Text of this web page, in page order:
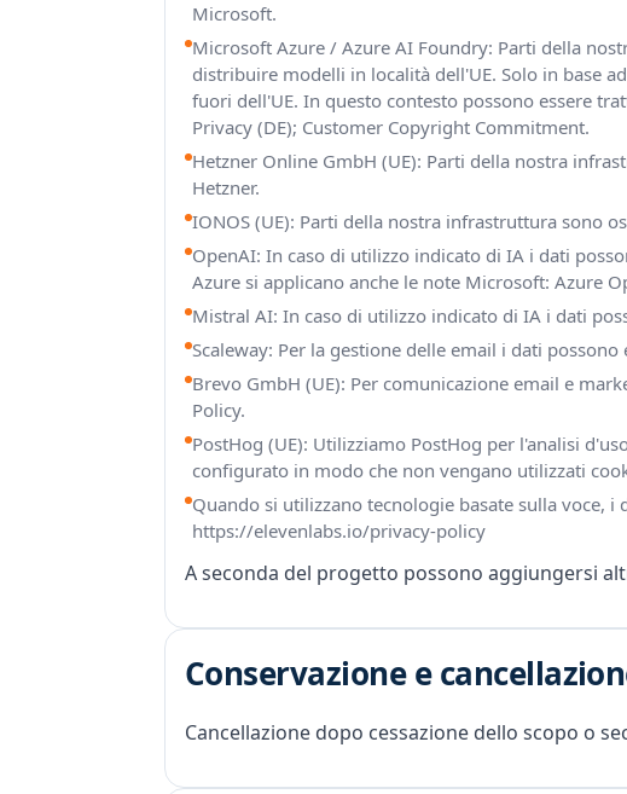
Microsoft.
Microsoft Azure / Azure AI Foundry: Parti della
distribuire modelli in località dell'UE. Solo in base
fuori dell'UE. In questo contesto possono essere
Privacy (DE); Customer Copyright Commitment.
Hetzner Online GmbH (UE): Parti della nostra
Hetzner.
IONOS (UE): Parti della nostra infrastruttura sono
OpenAI: In caso di utilizzo indicato di IA i dati
Azure si applicano anche le note Microsoft: Azure
Mistral AI: In caso di utilizzo indicato di IA i dati
Scaleway: Per la gestione delle email i dati
Brevo GmbH (UE): Per comunicazione email e
Policy.
PostHog (UE): Utilizziamo PostHog per l'analisi
configurato in modo che non vengano utilizzati
Quando si utilizzano tecnologie basate sulla voce,
https://elevenlabs.io/privacy-policy
A seconda del progetto possono aggiungersi
Conservazione e
Cancellazione dopo cessazione dello scopo o